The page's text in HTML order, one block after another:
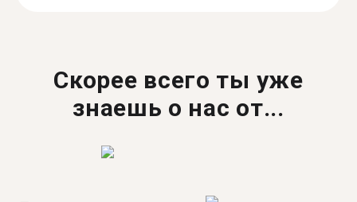
Скорее всего ты уже
знаешь о нас от...